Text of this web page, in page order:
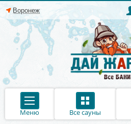
Меню Все сауны